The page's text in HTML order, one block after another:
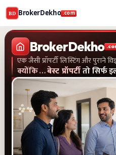
BD BrokerDekho .com
Buy and rent property in
BrokerDekho
एक जैसी प्रॉपर्टी लिस्टिंग और पुराने
क्योंकि…बेस्ट प्रॉपर्टीतो सिर्फ
एक जैसी प्रॉपर्टी लिस्टिंग और पुराने